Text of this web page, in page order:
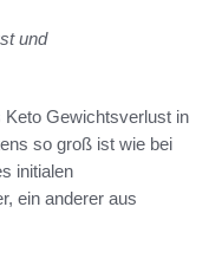
und
Keto Gewichtsverlust in
so groß ist wie bei
initialen
ein anderer aus